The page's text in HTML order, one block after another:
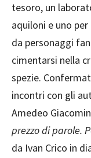
tesoro, un
aquiloni e uno
da personaggi
cimentarsi nella
spezie.
incontri con gli
Amedeo
prezzo di parole.
da Ivan Crico in